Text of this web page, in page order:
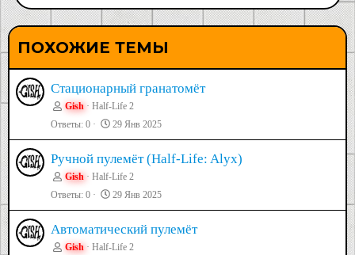
ПОХОЖИЕ ТЕМЫ
Стационарный гранатомёт
Gish
Half-Life 2
Ответы 0 29 Янв 2025
Ручной пулемёт (Half-Life: Alyx)
Gish
Half-Life 2
Ответы 0 29 Янв 2025
Автоматический пулемёт
Gish
Half-Life 2